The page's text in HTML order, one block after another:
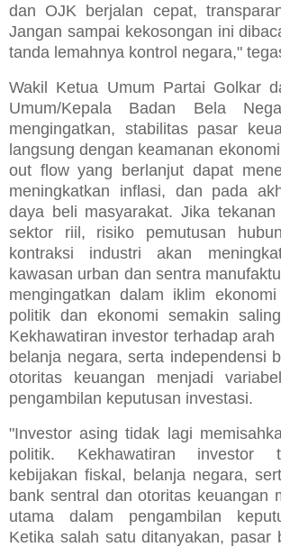
dan OJK berjalan cepat,
Jangan sampai kekosongan ini
tanda lemahnya kontrol negara,"
Wakil Ketua Umum Partai Golkar
Umum/Kepala Badan Bela
mengingatkan, stabilitas pasar
langsung dengan keamanan
out flow yang berlanjut dapat
meningkatkan inflasi, dan pada
daya beli masyarakat. Jika
sektor riil, risiko pemutusan
kontraksi industri akan
kawasan urban dan sentra
mengingatkan dalam iklim
politik dan ekonomi semakin
Kekhawatiran investor terhadap arah
belanja negara, serta independensi
otoritas keuangan menjadi
pengambilan keputusan investasi.
"Investor asing tidak lagi
politik. Kekhawatiran investor
kebijakan fiskal, belanja negara,
bank sentral dan otoritas keuangan
utama dalam pengambilan
Ketika salah satu ditanyakan, pasar